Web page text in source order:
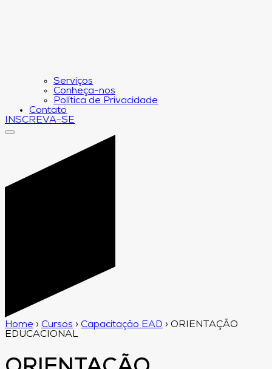
Serviços
Conheça-nos
Política de Privacidade
Contato
INSCREVA-SE
Home › Cursos › Capacitação EAD › ORIENTAÇÃO
EDUCACIONAL